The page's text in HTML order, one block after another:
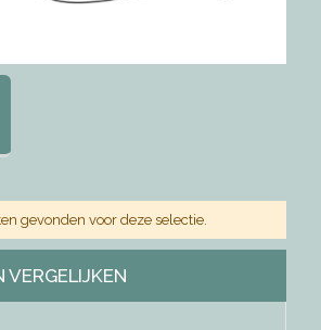
gevonden voor deze selectie.
VERGELIJKEN